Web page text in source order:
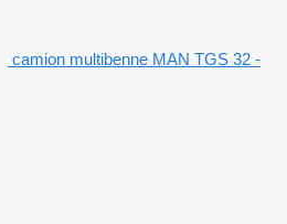
camion multibenne MAN TGS 32 -